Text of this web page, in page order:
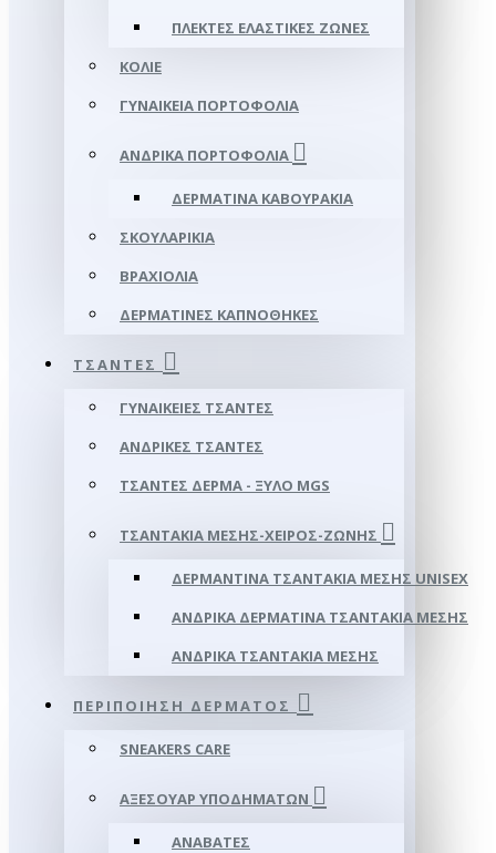
ΠΛΕΚΤΈΣ ΕΛΑΣΤΙΚΈΣ ΖΏΝΕΣ
ΚΟΛΙΈ
ΓΥΝΑΙΚΕΊΑ ΠΟΡΤΟΦΌΛΙΑ
ΑΝΔΡΙΚΆ ΠΟΡΤΟΦΌΛΙΑ
ΔΕΡΜΆΤΙΝΑ ΚΑΒΟΥΡΆΚΙΑ
ΣΚΟΥΛΑΡΊΚΙΑ
ΒΡΑΧΙΌΛΙΑ
ΔΕΡΜΆΤΙΝΕΣ ΚΑΠΝΟΘΉΚΕΣ
ΤΣΆΝΤΕΣ
ΓΥΝΑΙΚΕΊΕΣ ΤΣΆΝΤΕΣ
ΑΝΔΡΙΚΈΣ ΤΣΆΝΤΕΣ
ΤΣΆΝΤΕΣ ΔΈΡΜΑ - ΞΎΛΟ MGS
ΤΣΑΝΤΆΚΙΑ ΜΈΣΗΣ-ΧΕΙΡΌΣ-ΖΏΝΗΣ
ΔΕΡΜΆΝΤΙΝΑ ΤΣΑΝΤΆΚΙΑ ΜΈΣΗΣ UNISEX
ΑΝΔΡΙΚΆ ΔΕΡΜΆΤΙΝΑ ΤΣΑΝΤΆΚΙΑ ΜΈΣΗΣ
ΑΝΔΡΙΚΆ ΤΣΑΝΤΆΚΙΑ ΜΈΣΗΣ
ΠΕΡΙΠΟΊΗΣΗ ΔΈΡΜΑΤΟΣ
SNEAKERS CARE
ΑΞΕΣΟΥΑΡ ΥΠΟΔΗΜΆΤΩΝ
ΑΝΑΒΆΤΕΣ